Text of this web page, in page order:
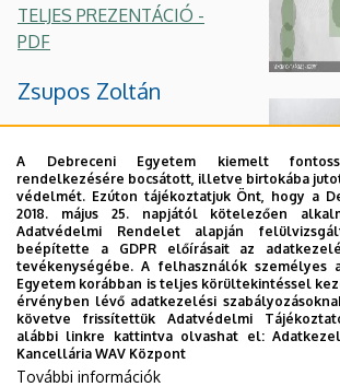
TELJES PREZENTÁCIÓ -
PDF
Zsupos Zoltán
Rendezvényház
Jászberény
TELJES PREZENTÁCIÓ -
A Debreceni Egyetem kiemelt
rendelkezésére bocsátott, illetve birtokába
védelmét. Ezúton tájékoztatjuk Önt, hogy a
2018. május 25. napjától kötelezően
Adatvédelmi Rendelet alapján
beépítette a GDPR előírásait az
tevékenységébe. A felhasználók személyes
Egyetem korábban is teljes körültekintéssel
érvényben lévő adatkezelési
követve frissítettük Adatvédelmi
alábbi linkre kattintva olvashat el:
Kancellária WAV Központ
További információk